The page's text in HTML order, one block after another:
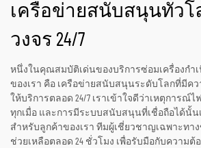
เครือข่ายสนับสนุนทั่ว
วงจร 24/7
หนึ่งในคุณสมบัติเด่นของบริการซ่อมเครื่องกำ
ของเรา คือ เครือข่ายสนับสนุนระดับโลกที่มีค
ให้บริการตลอด 24/7 เราเข้าใจดีว่าเหตุการณ์
ทุกเมื่อ และการมีระบบสนับสนุนที่เชื่อถือได้นั้น
สำหรับลูกค้าของเรา ทีมผู้เชี่ยวชาญเฉพาะทา
ช่วยเหลือตลอด 24 ชั่วโมง เพื่อรับมือกับความต้